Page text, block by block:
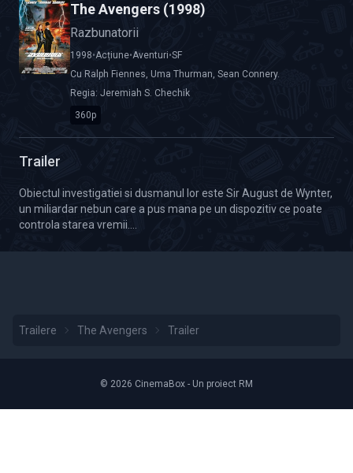
The Avengers (1998)
Razbunatorii
1998•Acțiune•Aventuri•SF
Cu Ralph Fiennes, Uma Thurman, Sean Connery.
Regia: Jeremiah S. Chechik
360p
Calitate Video: 360p
Trailer
Obiectul investigatiei si dusmanul lor este Sir August de Wynter,
un miliardar nebun care a pus mana pe un dispozitiv ce poate
controla starea vremii....
Trailere The Avengers Trailer
© 2026 CinemaBox - Un proiect RM